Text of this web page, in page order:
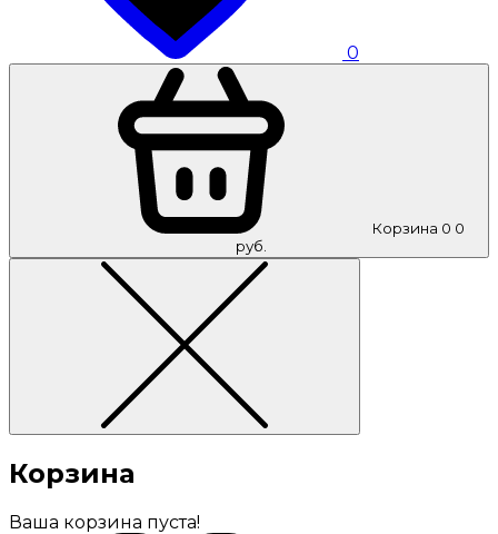
0
Корзина 0 0
руб.
Корзина
Ваша корзина пуста!